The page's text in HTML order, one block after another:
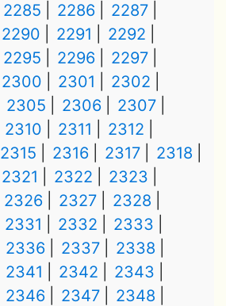
2285 2286
2287
2290 2291
2292
2295 2296
2297
2300 2301
2302
2305 2306
2307
2310 2311
2312
2315 2316 2317
2318
2321 2322
2323
2326 2327
2328
2331 2332
2333
2336 2337
2338
2341 2342
2343
2346 2347
2348